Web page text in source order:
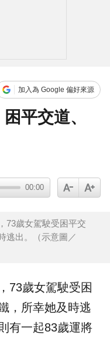
加入為 Google 偏好來源
平交道、
00:00
73歲女駕駛受困平交
逃出。（示意圖／
73歲女駕駛受困
，所幸她及時逃
有一起83歲運將